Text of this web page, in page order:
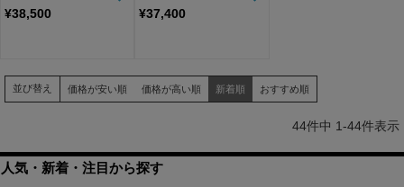
¥38,500 ¥37,400
並び替え 価格が安い順 価格が高い順 新着順 おすすめ順
44件中 1-44件表示
人気・新着・注目から探す